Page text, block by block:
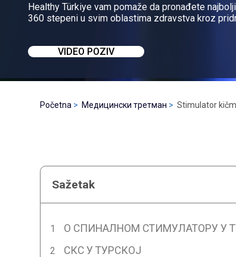
Healthy Türkiye vam pomaže da pronađete
360 stepeni u svim oblastima zdravstva kroz
VIDEO POZIV
Početna Медицински третман Stimulator
Sažetak
О СПИНАЛНОМ СТИМУЛАТОРУ У
СКС У ТУРСКОЈ